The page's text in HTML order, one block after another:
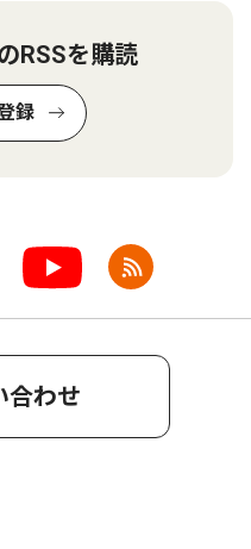
RSSを購読
録
合わせ